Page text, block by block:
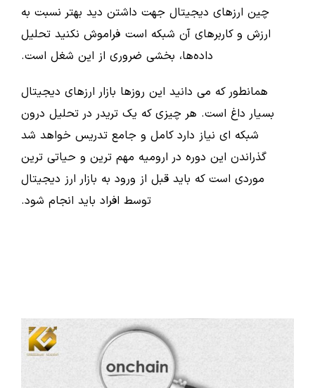
چین ارزهای دیجیتال جهت داشتن دید بهتر نسبت به
ارزش و کاربرهای آن شبکه است فراموش نکنید تحلیل
داده‌ها، بخشی ضروری از این شغل است.
همانطور که می دانید این روزها بازار ارزهای دیجیتال
بسیار داغ است. هر چیزی که یک تریدر در تحلیل درون
شبکه ای نیاز دارد کامل و جامع تدریس خواهد شد
گذراندن این دوره در ارومیه مهم ترین و حیاتی ترین
موردی است که باید قبل از ورود به بازار ارز دیجیتال
توسط افراد باید انجام شود.